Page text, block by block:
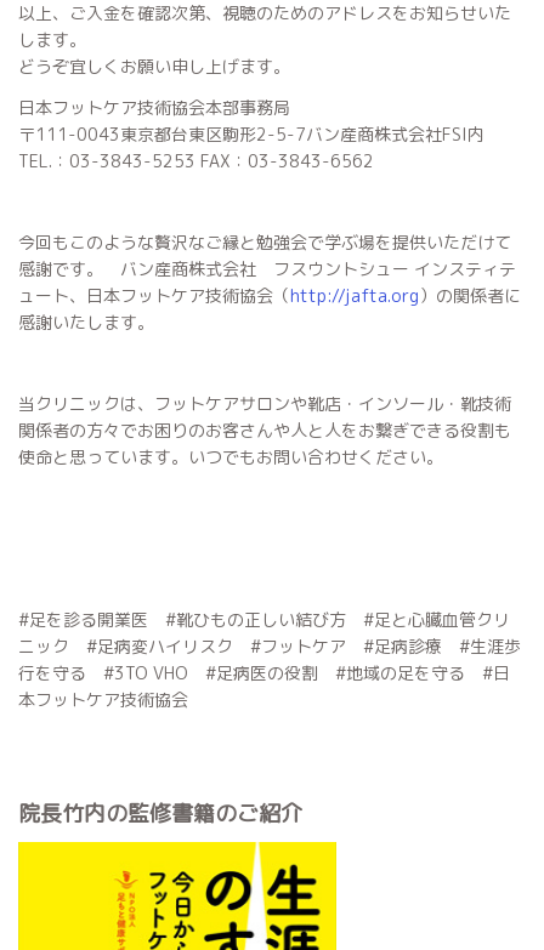
以上、ご入金を確認次第、視聴のためのアドレスをお知らせいた
します。
どうぞ宜しくお願い申し上げます。
日本フットケア技術協会本部事務局
〒111-0043東京都台東区駒形2-5-7バン産商株式会社FSI内
TEL.：03-3843-5253 FAX：03-3843-6562
今回もこのような贅沢なご縁と勉強会で学ぶ場を提供いただけて
感謝です。 バン産商株式会社 フスウントシュー インスティテ
ュート、日本フットケア技術協会（http://jafta.org）の関係者に
感謝いたします。
当クリニックは、フットケアサロンや靴店・インソール・靴技術
関係者の方々でお困りのお客さんや人と人をお繋ぎできる役割も
使命と思っています。いつでもお問い合わせください。
#足を診る開業医 #靴ひもの正しい結び方 #足と心臓血管クリ
ニック #足病変ハイリスク #フットケア #足病診療 #生涯歩
行を守る #3TO VHO #足病医の役割 #地域の足を守る #日
本フットケア技術協会
院長竹内の監修書籍のご紹介